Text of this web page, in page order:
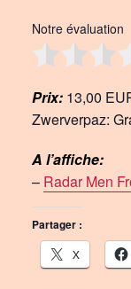
Notre évaluation
Prix: 13,00
Zwerverpaz:
A l’affiche:
– Radar Men
Partager :
X